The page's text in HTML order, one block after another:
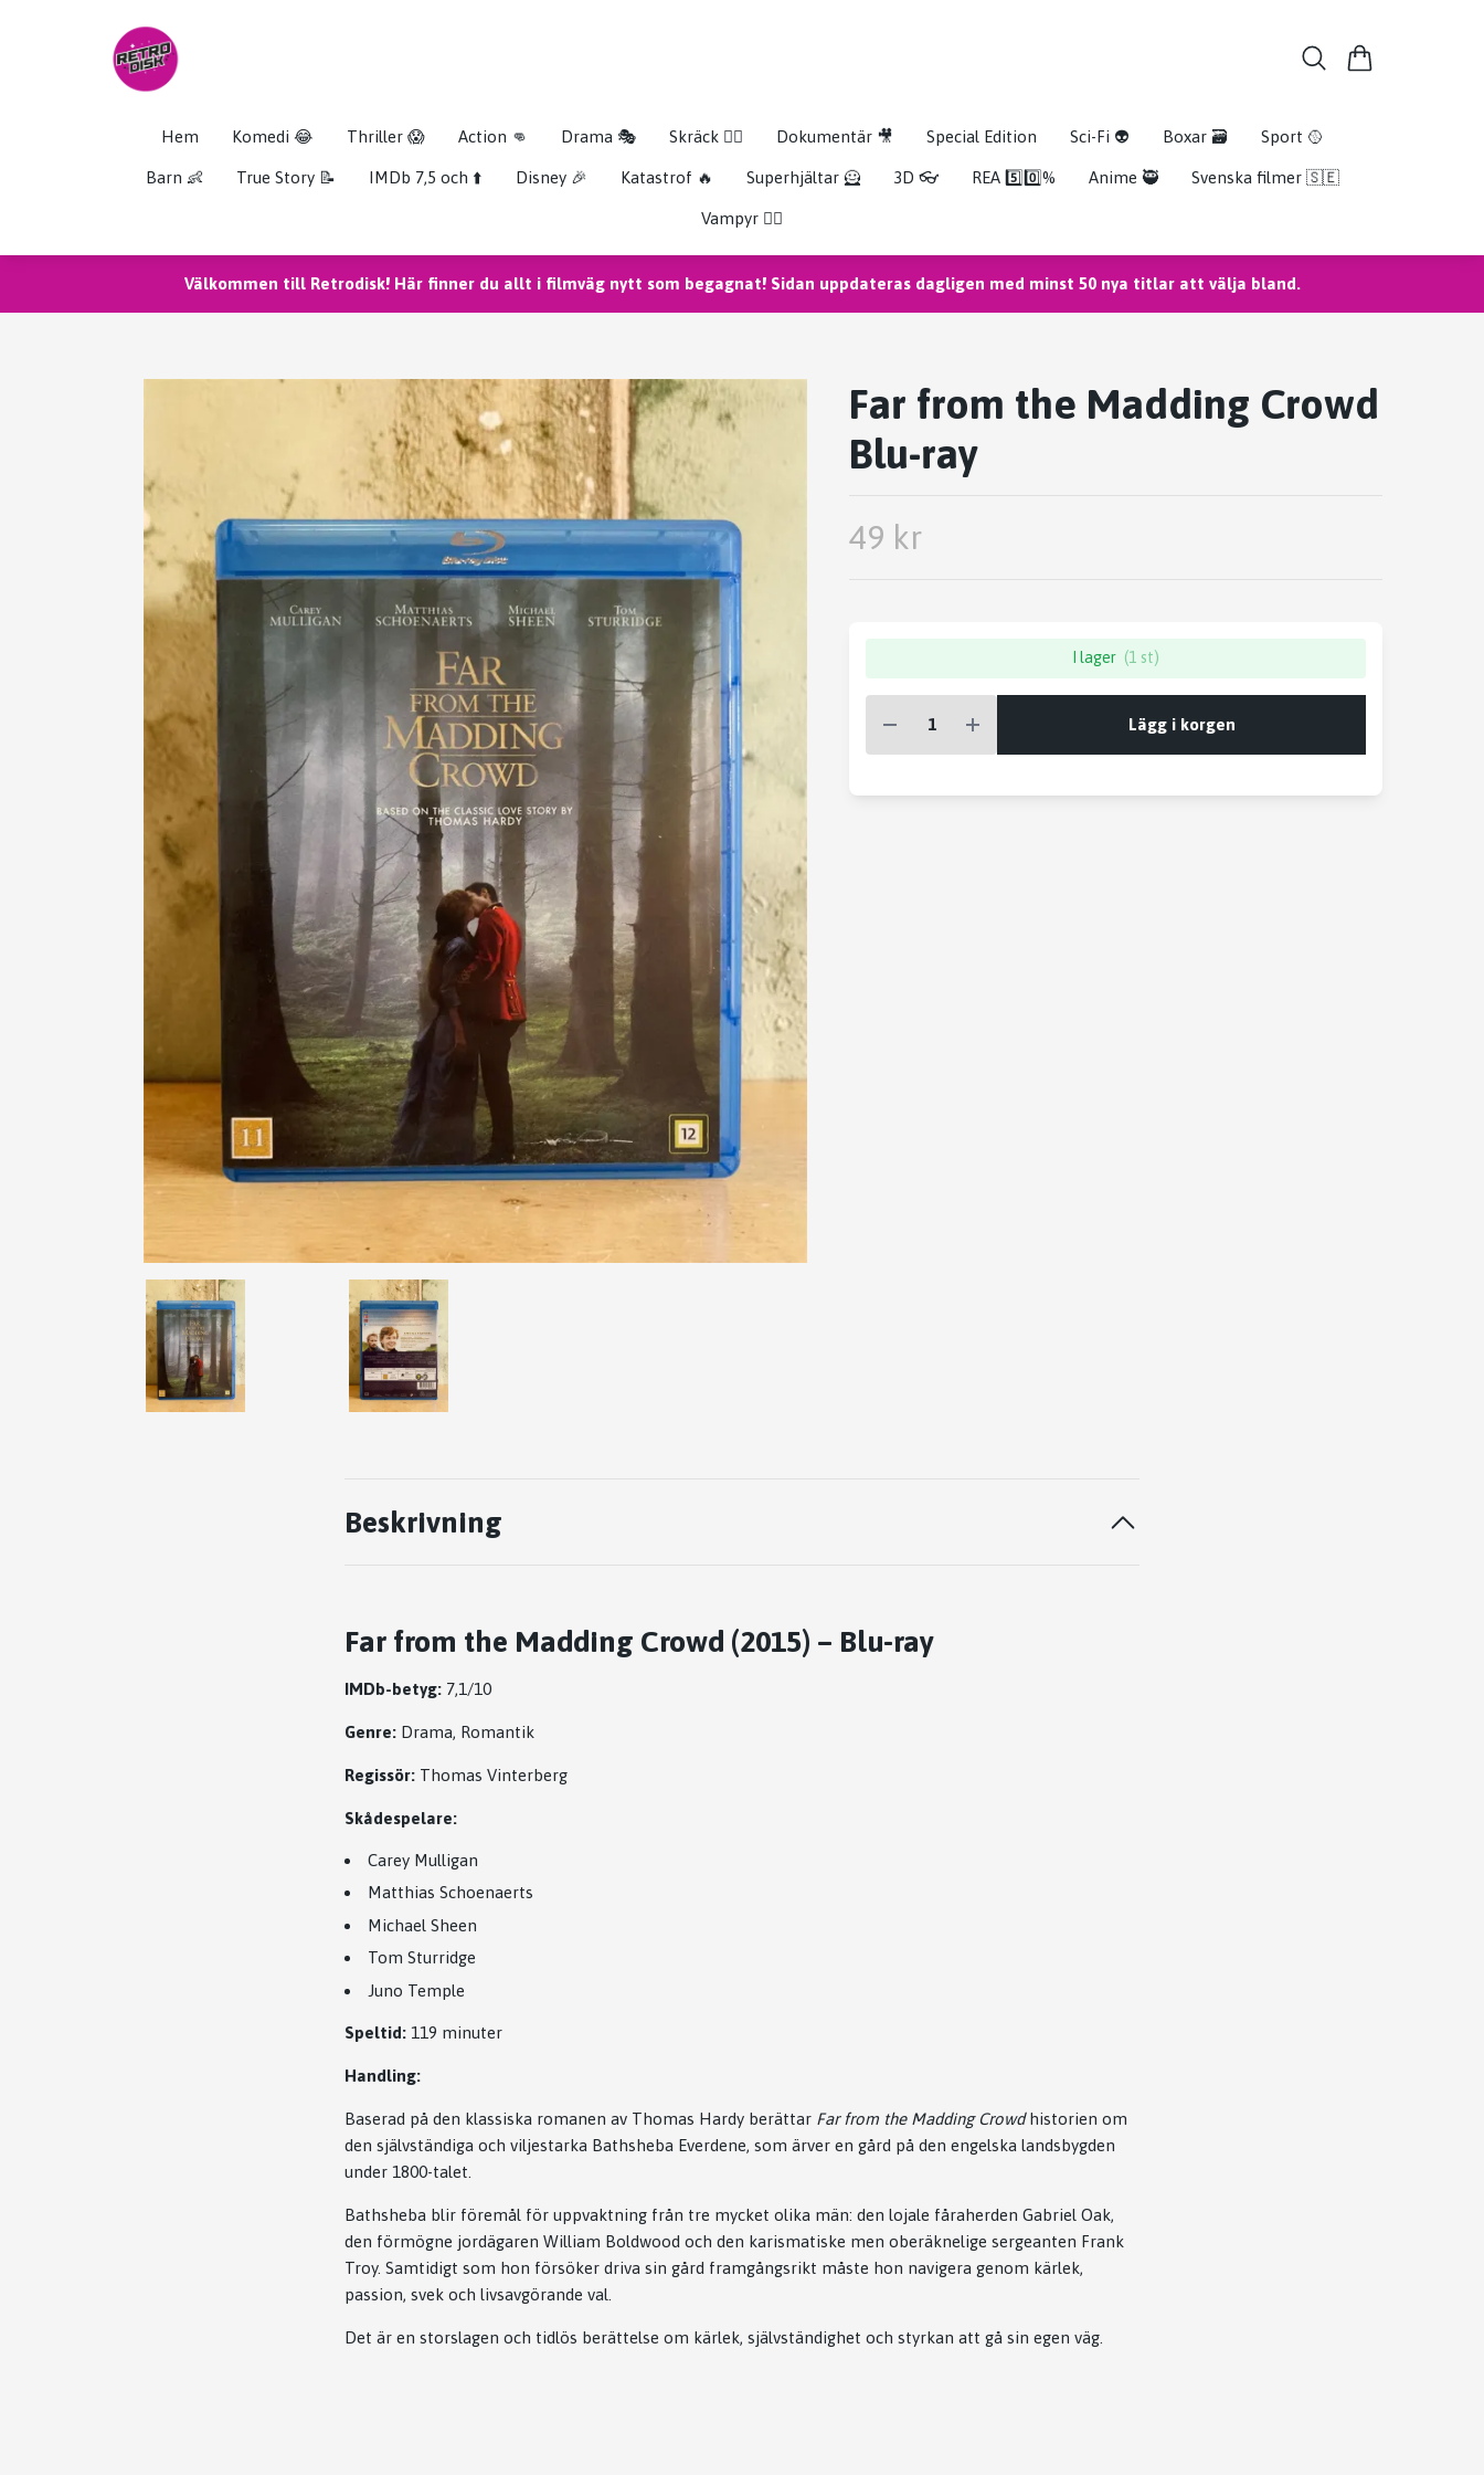
Hem Komedi 😂 Thriller 😱 Action 👊 Drama 🎭 Skräck 🧟‍♂️ Dokumentär 🎥 Special Edition Sci-Fi 👽 Boxar 🗃️ Sport 🥎
Barn 👶 True Story 📝 IMDb 7,5 och ⬆️ Disney 🎉 Katastrof 🔥 Superhjältar 🦸 3D 👓 REA 5️⃣0️⃣% Anime 🥷 Svenska filmer 🇸🇪
Vampyr 🧛‍♀️
Välkommen till Retrodisk! Här finner du allt i filmväg nytt som begagnat! Sidan uppdateras dagligen med minst 50 nya titlar att välja bland.
Far from the Madding Crowd
Blu-ray
49 kr
I lager (1 st)
Lägg i korgen
Beskrivning
Far from the Madding Crowd (2015) – Blu-ray
IMDb-betyg: 7,1/10
Genre: Drama, Romantik
Regissör: Thomas Vinterberg
Skådespelare:
Carey Mulligan
Matthias Schoenaerts
Michael Sheen
Tom Sturridge
Juno Temple
Speltid: 119 minuter
Handling:
Baserad på den klassiska romanen av Thomas Hardy berättar Far from the Madding Crowd historien om
den självständiga och viljestarka Bathsheba Everdene, som ärver en gård på den engelska landsbygden
under 1800-talet.
Bathsheba blir föremål för uppvaktning från tre mycket olika män: den lojale fåraherden Gabriel Oak,
den förmögne jordägaren William Boldwood och den karismatiske men oberäknelige sergeanten Frank
Troy. Samtidigt som hon försöker driva sin gård framgångsrikt måste hon navigera genom kärlek,
passion, svek och livsavgörande val.
Det är en storslagen och tidlös berättelse om kärlek, självständighet och styrkan att gå sin egen väg.